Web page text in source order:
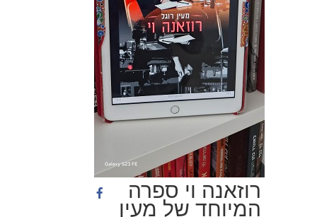
רוזאנה וי ספרה
המיוחד של מעין